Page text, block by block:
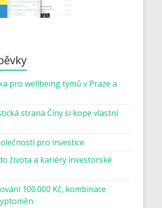
pro wellbeing týmů v Praze a
strana Číny si kope vlastní
pro investice
života a kariéry investorské
100.000 Kč, kombinace